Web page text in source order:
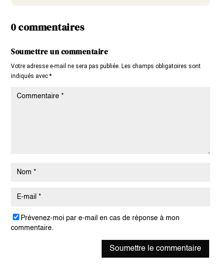
0 commentaires
Soumettre un commentaire
Votre adresse e-mail ne sera pas publiée. Les champs obligatoires sont
indiqués avec*
Prévenez-moi par e-mail en cas de réponse à mon
commentaire.
Soumettre le commentaire